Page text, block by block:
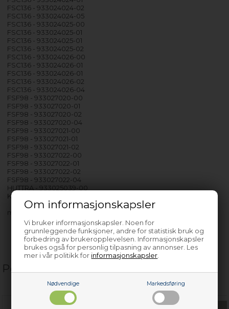
Om informasjonskapsler
Vi bruker informasjonskapsler. Noen for
grunnleggende funksjoner, andre for statistisk bruk og
forbedring av brukeropplevelsen. Informasjonskapsler
brukes også for personlig tilpasning av annonser. Les
mer i vår politikk for informasjonskapsler
Nødvendige Markedsføring
FSC136 - 933024024-02
FSC136 - 933024024-05
FSC136 - 933024025-00
FSC136 - 933024025-01
FSC136 - 933024025-01
FSC136 - 933024025-02
FSC136 - 933024026-00
FSC136 - 933024026-01
FSC136 - 933024026-01
FSC136 - 933024026-02
FSC136 - 933024026-04
FSF98 - 933027020-00
FSF98 - 933027020-01
FSF98 - 933027020-02
FSF98 - 933027020-04
FSF98 - 933027021-00
FSF98 - 933027021-01
FSF98 - 933027021-02
FSF98 - 933027022-00
FSF98 - 933027022-01
FSF98 - 933027022-02
FSF98 - 933027022-04
HUTTRA - 933025039-00
KALLNAT - 933024036-00
med flere…
Populære relaterte produkter